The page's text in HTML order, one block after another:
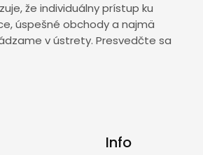
že individuálny prístup ku
úspešné obchody a najmä
v ústrety. Presvedčte sa
Info